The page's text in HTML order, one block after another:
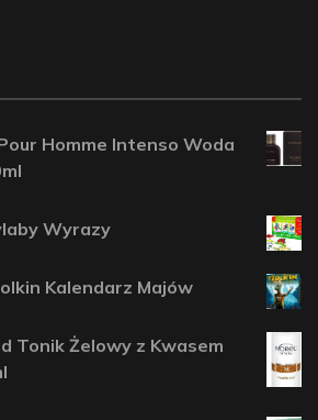
Homme Intenso Woda
Wyrazy
Kalendarz Majów
Tonik Żelowy z Kwasem